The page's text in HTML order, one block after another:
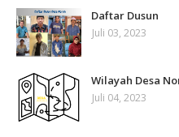
Daftar Dusun
Juli 03, 2023
Wilayah Desa
Juli 04, 2023